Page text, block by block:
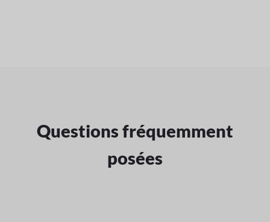
Questions fréquemment
posées